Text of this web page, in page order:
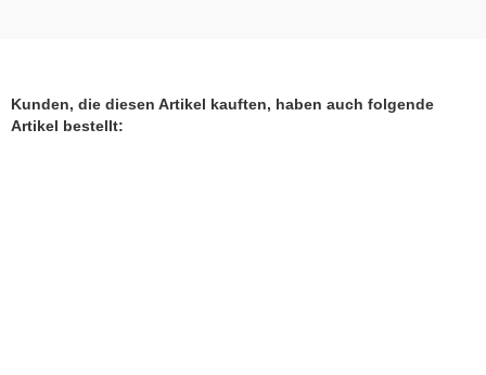
Kunden, die diesen Artikel kauften, haben auch folgende
Artikel bestellt: